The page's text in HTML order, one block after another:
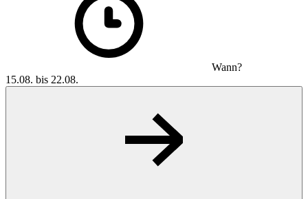
Wann?
15.08. bis 22.08.